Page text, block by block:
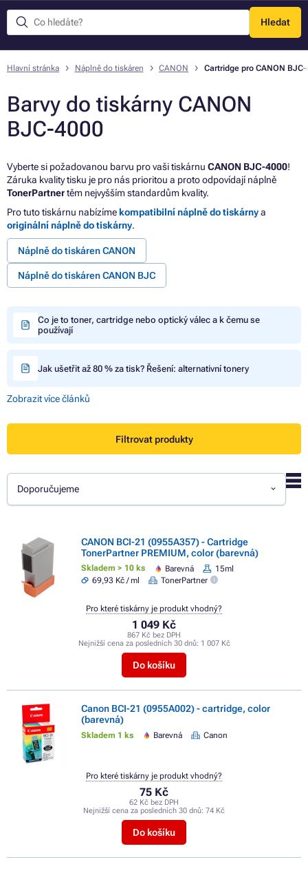
Hledat
Menu
Hlavní stránka Náplně do tiskáren CANON Cartridge pro CANON BJC-
Barvy do tiskárny CANON
BJC-4000
Vyberte si požadovanou barvu pro vaši tiskárnu CANON BJC-4000!
Záruka kvality tisku je pro nás prioritou a proto odpovídají náplně
TonerPartnertěm nejvyšším standardům kvality.
Pro tuto tiskárnu nabízíme kompatibilní náplně do tiskárnya
originální náplně do tiskárny.
Náplně do tiskáren CANON
Náplně do tiskáren CANON BJC
Co je to toner, cartridge nebo optický válec a k čemu se
používají
Jak ušetřit až 80 % za tisk? Řešení: alternativní tonery
Zobrazit více článků
Filtrovat produkty
Doporučujeme
CANON BCI-21 (0955A357) - Cartridge
TonerPartner PREMIUM, color (barevná)
Skladem > 10 ks Barevná
15ml
69,93 Kč / ml
TonerPartner
1 049 Kč
867 Kč bez DPH
Nejnižší cena za posledních 30 dnů: 1 007 Kč
Do košíku
Pro které tiskárny je produkt vhodný?
Canon BCI-21 (0955A002) - cartridge, color
(barevná)
Skladem 1 ks Barevná Canon
75 Kč
62 Kč bez DPH
Nejnižší cena za posledních 30 dnů: 74 Kč
Do košíku
Pro které tiskárny je produkt vhodný?